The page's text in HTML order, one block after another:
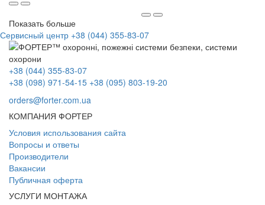
Показать больше
Сервисный центр +38 (044) 355-83-07
+38 (044) 355-83-07
+38 (098) 971-54-15 +38 (095) 803-19-20
orders@forter.com.ua
КОМПАНИЯ ФОРТЕР
Условия использования сайта
Вопросы и ответы
Производители
Вакансии
Публичная оферта
УСЛУГИ МОНТАЖА